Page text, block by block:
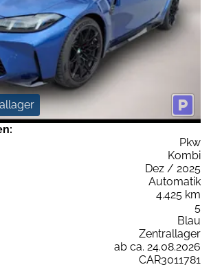
Pkw
Kombi
Dez / 2025
Automatik
4.425 km
5
Blau
Zentrallager
ab ca. 24.08.2026
CAR3011781